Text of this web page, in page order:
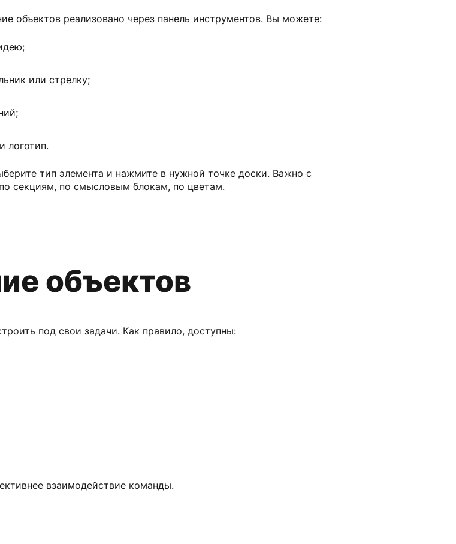
объектов реализовано через панель инструментов. Вы можете:
или стрелку;
логотип.
тип элемента и нажмите в нужной точке доски. Важно с
секциям, по смысловым блокам, по цветам.
объектов
под свои задачи. Как правило, доступны:
взаимодействие команды.